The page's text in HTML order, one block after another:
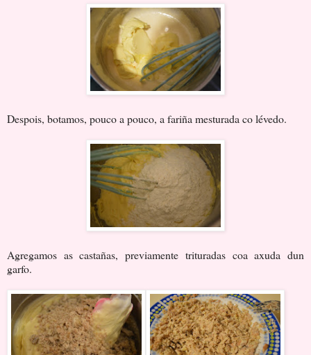
Despois, botamos, pouco a pouco, a fariña mesturada co lévedo.
Agregamos as castañas, previamente trituradas coa axuda dun
garfo.